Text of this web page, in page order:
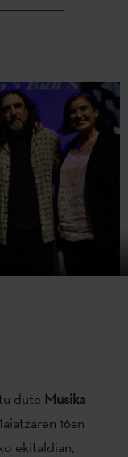
dute Musika
16an
ekitaldian,